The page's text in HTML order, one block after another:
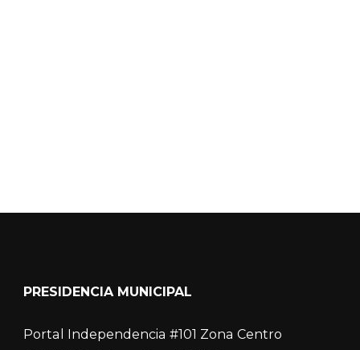
PRESIDENCIA MUNICIPAL
Portal Independencia #101 Zona Centro